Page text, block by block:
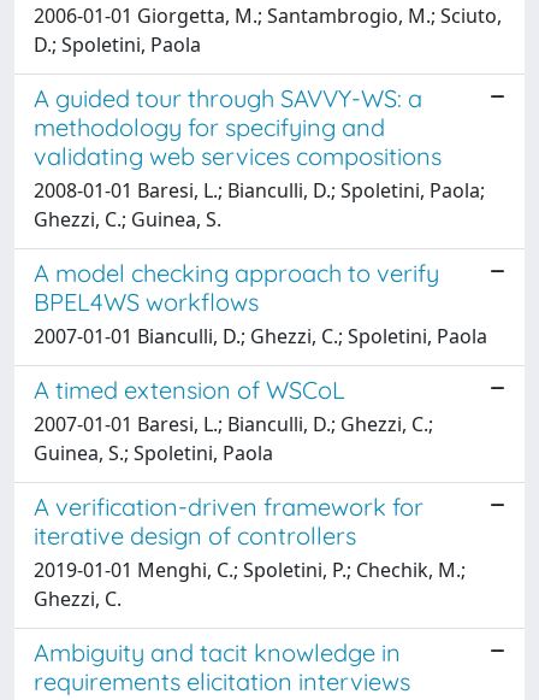
2006-01-01 Giorgetta, M.; Santambrogio, M.; Sciuto,
D.; Spoletini, Paola
A guided tour through SAVVY-WS: a
methodology for specifying and
validating web services compositions
2008-01-01 Baresi, L.; Bianculli, D.; Spoletini, Paola;
Ghezzi, C.; Guinea, S.
A model checking approach to verify
BPEL4WS workflows
2007-01-01 Bianculli, D.; Ghezzi, C.; Spoletini, Paola
A timed extension of WSCoL
2007-01-01 Baresi, L.; Bianculli, D.; Ghezzi, C.;
Guinea, S.; Spoletini, Paola
A verification-driven framework for
iterative design of controllers
2019-01-01 Menghi, C.; Spoletini, P.; Chechik, M.;
Ghezzi, C.
Ambiguity and tacit knowledge in
requirements elicitation interviews